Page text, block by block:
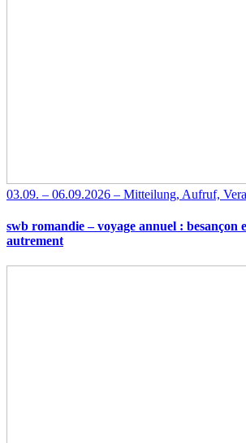
03.09. – 06.09.2026 – Mitteilung, Aufruf,
swb romandie – voyage annuel : besançon
autrement